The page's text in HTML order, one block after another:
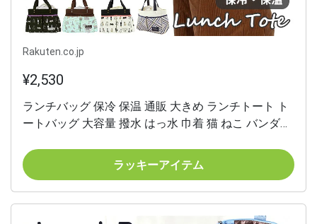
Rakuten.co.jp
¥2,530
ランチバッグ 保冷 保温 通販 大きめ ランチトート ト
ートバッグ 大容量 撥水 はっ水 巾着 猫 ねこ バンダナ
れ シンプル At First
ラッキーアイテム